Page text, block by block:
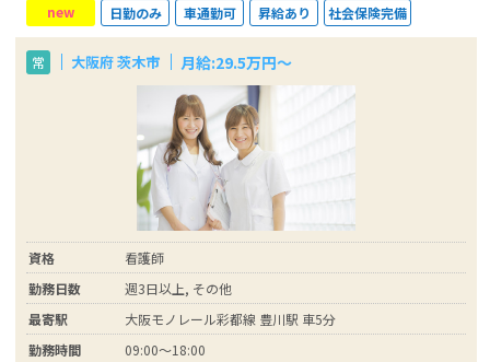
new 日勤のみ 車通勤可 昇給あり 社会保険完備
常 大阪府 茨木市 月給:29.5万円～
資格
看護師
勤務日数
週3日以上, その他
最寄駅
大阪モノレール彩都線 豊川駅 車5分
勤務時間
09:00～18:00